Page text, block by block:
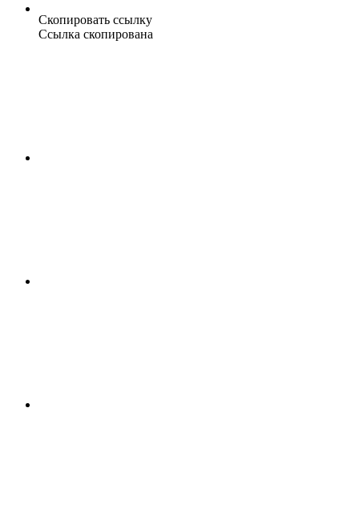
Скопировать ссылку
Ссылка скопирована